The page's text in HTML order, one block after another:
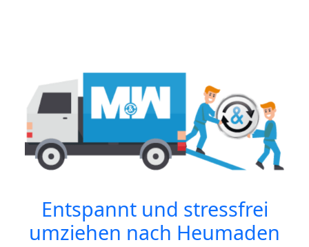
Entspannt und stressfrei
umziehen nach Heumaden